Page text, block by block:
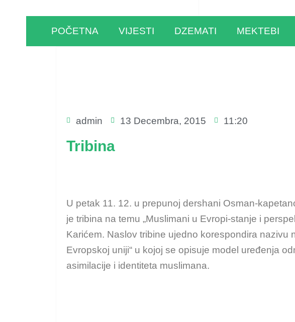
POČETNA VIJESTI DZEMATI MEKTEBI
admin 13 Decembra, 2015 11:20
Tribina
U petak 11. 12. u prepunoj dershani Osman-
je tribina na temu „Muslimani u Evropi-stanje i
Karićem. Naslov tribine ujedno korespondira nazivu
Evropskoj uniji“ u kojoj se opisuje model uređenja
asimilacije i identiteta muslimana.